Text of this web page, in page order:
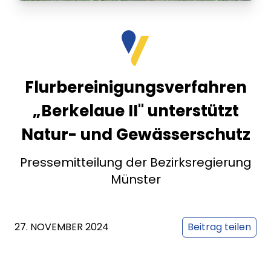
Flurbereinigungsverfahren
„Berkelaue II" unterstützt
Natur- und Gewässerschutz
Pressemitteilung der Bezirksregierung
Münster
27. NOVEMBER 2024 Beitrag teilen